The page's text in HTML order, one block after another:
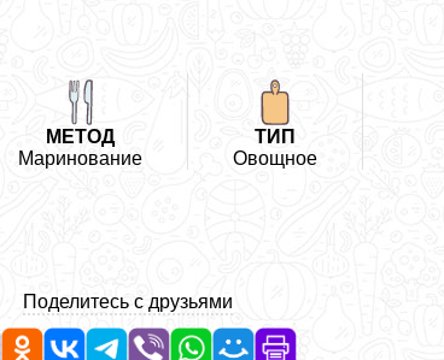
МЕТОД
Маринование
ТИП
Овощное
Поделитесь с друзьями